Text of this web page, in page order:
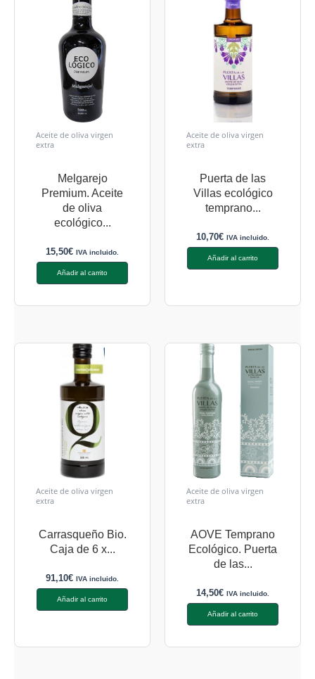
Aceite de oliva virgen
extra
Melgarejo
Premium. Aceite
de oliva
ecológico...
15,50€ IVA incluido.
Añadir al carrito
Aceite de oliva virgen
extra
Puerta de las
Villas ecológico
temprano...
10,70€ IVA incluido.
Añadir al carrito
Aceite de oliva virgen
extra
Carrasqueño Bio.
Caja de 6 x...
91,10€ IVA incluido.
Añadir al carrito
Aceite de oliva virgen
extra
AOVE Temprano
Ecológico. Puerta
de las...
14,50€ IVA incluido.
Añadir al carrito